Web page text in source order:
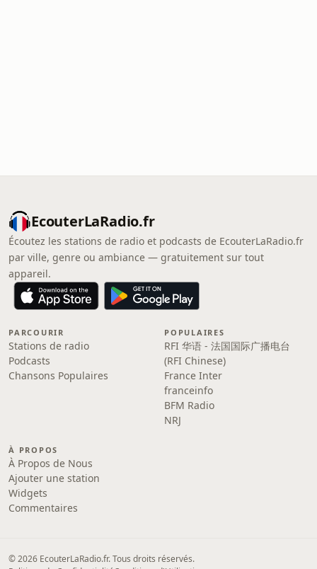
EcouterLaRadio.fr
Écoutez les stations de radio et podcasts de EcouterLaRadio.fr
par ville, genre ou ambiance — gratuitement sur tout
appareil.
PARCOURIR
Stations de radio
Podcasts
Chansons Populaires
POPULAIRES
RFI 华语 - 法国国际广播电台
(RFI Chinese)
France Inter
franceinfo
BFM Radio
NRJ
À PROPOS
À Propos de Nous
Ajouter une station
Widgets
Commentaires
© 2026 EcouterLaRadio.fr. Tous droits réservés.